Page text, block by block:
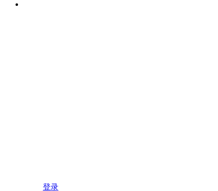
登录